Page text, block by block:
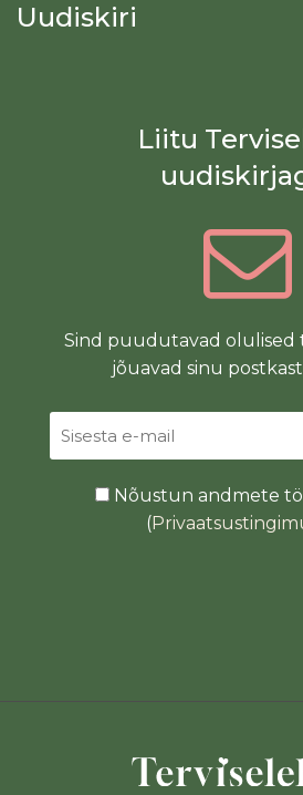
Uudiskiri
Liitu
Sind puudutavad olulised
jõuavad sinu
Nõustun andmete
(